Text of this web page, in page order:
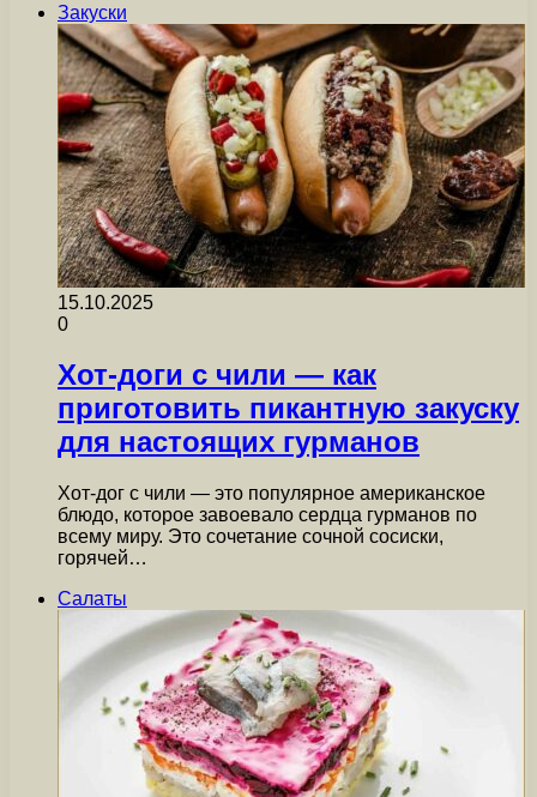
Закуски
15.10.2025
0
Хот-доги с чили — как
приготовить пикантную закуску
для настоящих гурманов
Хот-дог с чили — это популярное американское
блюдо, которое завоевало сердца гурманов по
всему миру. Это сочетание сочной сосиски,
горячей…
Салаты